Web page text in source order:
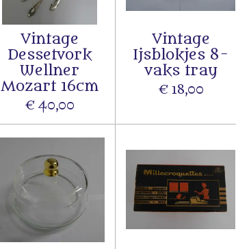
Vintage
Dessetvork
Wellner
Mozart 16cm
€ 40,00
Vintage
Ijsblokjes 8-
vaks tray
€ 18,00